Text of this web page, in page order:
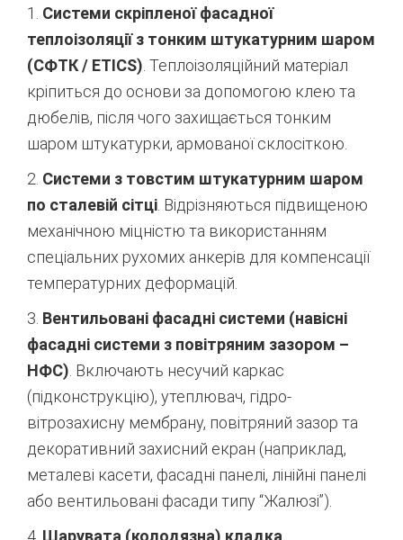
1. Системи скріпленої фасадної
теплоізоляції з тонким штукатурним шаром
(СФТК / ETICS) . Теплоізоляційний матеріал
кріпиться до основи за допомогою клею та
дюбелів, після чого захищається тонким
шаром штукатурки, армованої склосіткою.
2. Системи з товстим штукатурним шаром
по сталевій сітці . Відрізняються підвищеною
механічною міцністю та використанням
спеціальних рухомих анкерів для компенсації
температурних деформацій.
3. Вентильовані фасадні системи (навісні
фасадні системи з повітряним зазором –
НФС) . Включають несучий каркас
(підконструкцію), утеплювач, гідро-
вітрозахисну мембрану, повітряний зазор та
декоративний захисний екран (наприклад,
металеві касети, фасадні панелі, лінійні панелі
або вентильовані фасади типу “Жалюзі”).
4. Шарувата (колодязна) кладка